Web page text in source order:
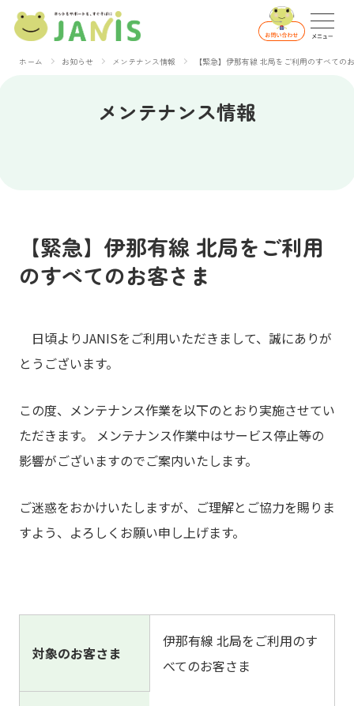
ホーム お知らせ メンテナンス情報 【緊急】伊那有線 北局をご利用のすべての
メンテナンス情報
【緊急】伊那有線 北局をご利用
のすべてのお客さま
日頃よりJANISをご利用いただきまして、誠にありが
とうございます。
この度、メンテナンス作業を以下のとおり実施させてい
ただきます。 メンテナンス作業中はサービス停止等の
影響がございますのでご案内いたします。
ご迷惑をおかけいたしますが、ご理解とご協力を賜りま
すよう、よろしくお願い申し上げます。
対象のお客さま
伊那有線 北局をご利用のす
べてのお客さま